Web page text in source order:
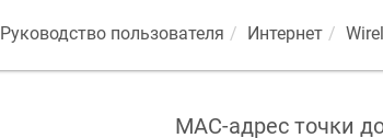
Руководство пользователя Интернет
MAC-адрес точки